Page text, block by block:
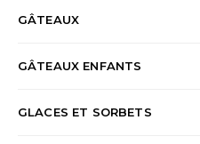
GÂTEAUX
GÂTEAUX ENFANTS
GLACES ET SORBETS